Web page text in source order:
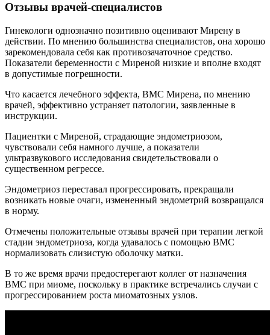
Отзывы врачей-специалистов
Гинекологи однозначно позитивно оценивают Мирену в
действии. По мнению большинства специалистов, она хорошо
зарекомендовала себя как противозачаточное средство.
Показатели беременности с Миреной низкие и вполне входят
в допустимые погрешности.
Что касается лечебного эффекта, ВМС Мирена, по мнению
врачей, эффективно устраняет патологии, заявленные в
инструкции.
Пациентки с Миреной, страдающие эндометриозом,
чувствовали себя намного лучше, а показатели
ультразвукового исследования свидетельствовали о
существенном регрессе.
Эндометриоз переставал прогрессировать, прекращали
возникать новые очаги, измененный эндометрий возвращался
в норму.
Отмечены положительные отзывы врачей при терапии легкой
стадии эндометриоза, когда удавалось с помощью ВМС
нормализовать слизистую оболочку матки.
В то же время врачи предостерегают коллег от назначения
ВМС при миоме, поскольку в практике встречались случаи с
прогрессированием роста миоматозных узлов.